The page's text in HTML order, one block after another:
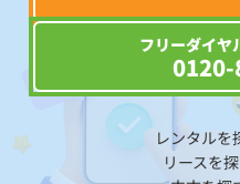
フリーダイヤ
レンタルを
リースを